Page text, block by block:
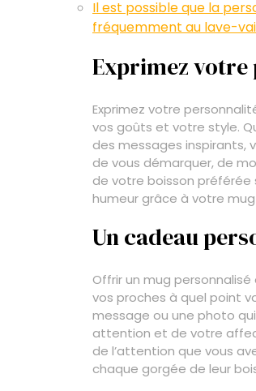
Il est possible que la
fréquemment au lave-
Exprimez votre
Exprimez votre
vos goûts et votre style.
des messages inspirants,
de vous démarquer, de
de votre boisson préférée
humeur grâce à votre
Un cadeau
Offrir un mug
vos proches à quel point
message ou une photo
attention et de votre
de l’attention que vous
chaque gorgée de leur